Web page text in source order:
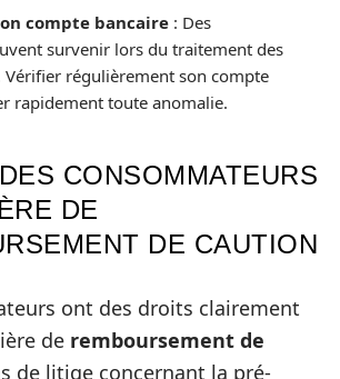
compte bancaire : Des
survenir lors du traitement des
régulièrement son compte
rapidement toute anomalie.
CONSOMMATEURS
DE
DE CAUTION
ont des droits clairement
de remboursement de
de litige concernant la pré-